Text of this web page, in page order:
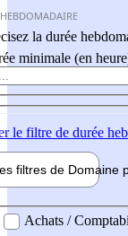
la durée
minimale (en
le filtre de durée
filtres de Domaine
professionel
Achats /